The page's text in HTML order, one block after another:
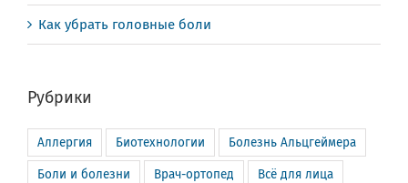
Как убрать головные боли
Рубрики
Аллергия Биотехнологии Болезнь Альцгеймера
Боли и болезни Врач-ортопед Всё для лица